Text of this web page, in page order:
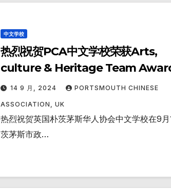
中文学校
热烈祝贺PCA中文学校荣获Arts,
culture & Heritage Team
14 9 月, 2024 PORTSMOUTH CHINESE
ASSOCIATION, UK
热烈祝贺英国朴茨茅斯华人协会中文学校在9
茨茅斯市政…